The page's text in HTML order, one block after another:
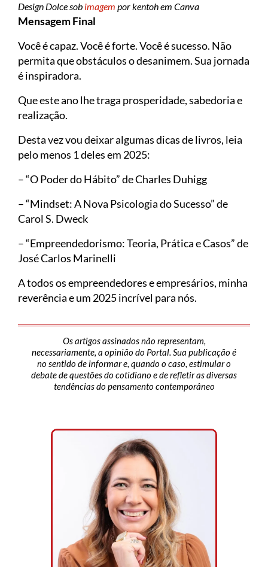
Design Dolce sob imagem por kentoh em Canva
Mensagem Final
Você é capaz. Você é forte. Você é sucesso. Não
permita que obstáculos o desanimem. Sua jornada
é inspiradora.
Que este ano lhe traga prosperidade, sabedoria e
realização.
Desta vez vou deixar algumas dicas de livros, leia
pelo menos 1 deles em 2025:
– “O Poder do Hábito” de Charles Duhigg
– “Mindset: A Nova Psicologia do Sucesso” de
Carol S. Dweck
– “Empreendedorismo: Teoria, Prática e Casos” de
José Carlos Marinelli
A todos os empreendedores e empresários, minha
reverência e um 2025 incrível para nós.
Os artigos assinados não representam,
necessariamente, a opinião do Portal. Sua publicação é
no sentido de informar e, quando o caso, estimular o
debate de questões do cotidiano e de refletir as diversas
tendências do pensamento contemporâneo